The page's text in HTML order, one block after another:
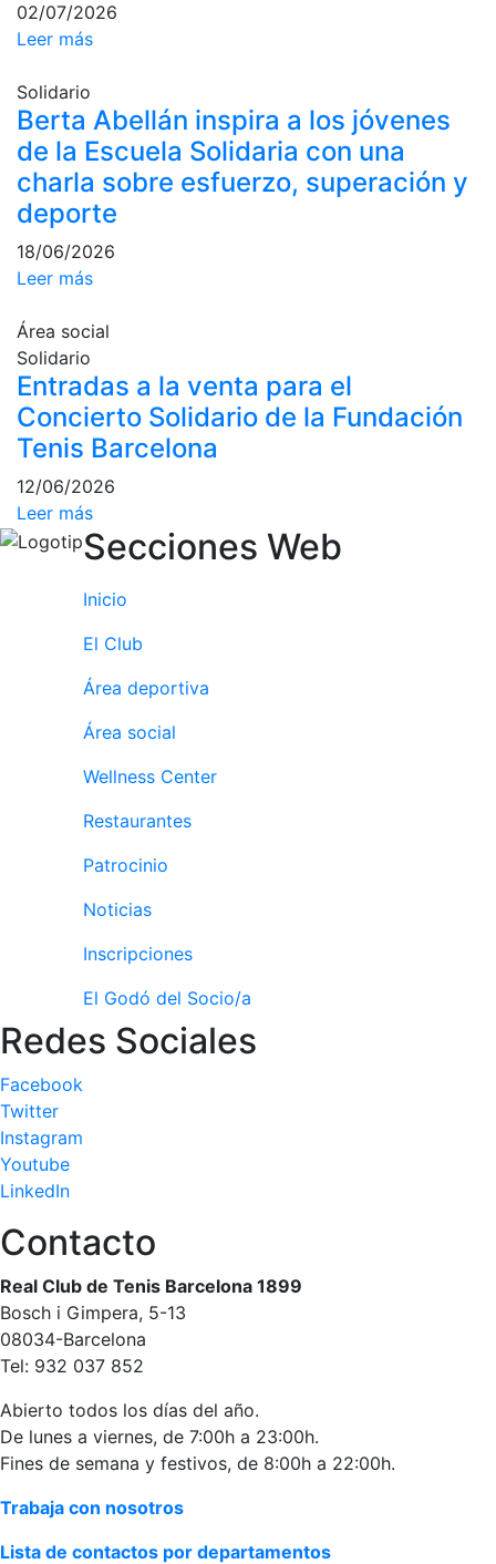
Activitats
Socials
culturales
Conferencias
e
Inspirational
Talks
Calendario de
Actividades
Sociales
Juegos de
mesa
Peñas del Club
Wellness Center
Servicio de
fisiosalud
Entrenamientos
Actividades
dirigidas
Normativa
Restaurante
El Snack
Bar Piscina
Patrocinio
Patrocinadores
Publicidad en
la Revista
Ventajas
sociales
¿Quieres ser
Patrocinador
del Club?
Noticias
Inscripciones
del
Socio/a
02/07/2026
Leer más
Solidario
Berta Abellán inspira a los jóvenes
de la Escuela Solidaria con una
charla sobre esfuerzo, superación y
deporte
18/06/2026
Leer más
Área social
Solidario
Entradas a la venta para el
Concierto Solidario de la Fundación
Tenis Barcelona
12/06/2026
Leer más
Secciones Web
Inicio
El Club
Área deportiva
Área social
Wellness Center
Restaurantes
Patrocinio
Noticias
Inscripciones
El Godó del Socio/a
Redes Sociales
Facebook
Twitter
Instagram
Youtube
LinkedIn
Contacto
Real Club de Tenis Barcelona 1899
Bosch i Gimpera, 5-13
08034-Barcelona
Tel: 932 037 852
Abierto todos los días del año.
De lunes a viernes, de 7:00h a 23:00h.
Fines de semana y festivos, de 8:00h a 22:00h.
Trabaja con nosotros
Lista de contactos por departamentos